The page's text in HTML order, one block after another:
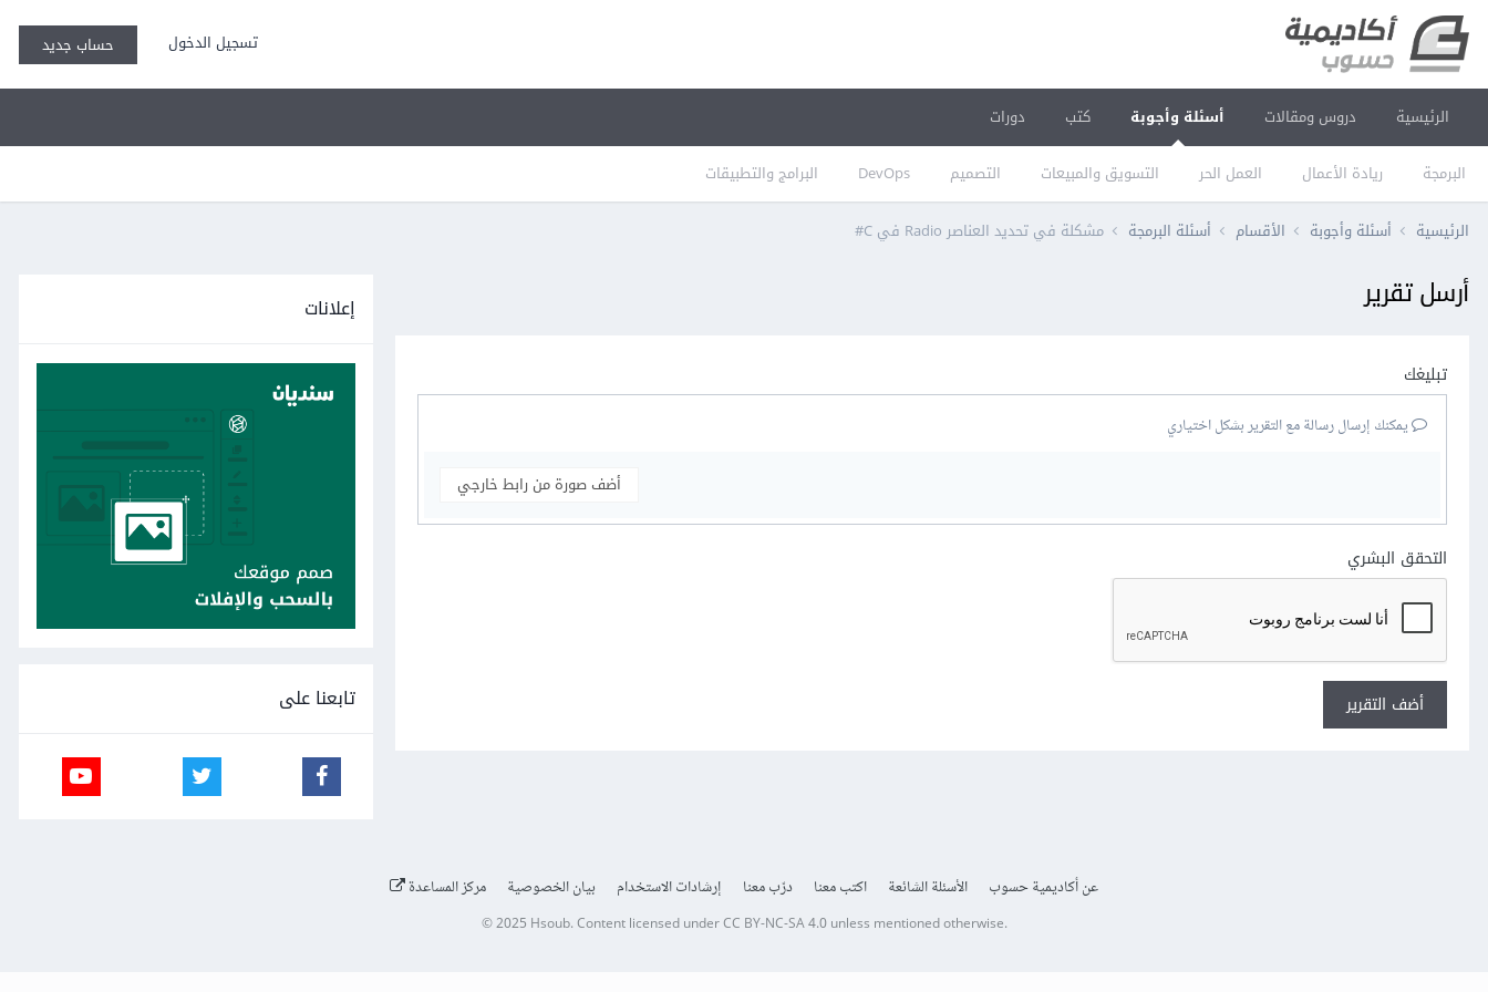
تسجيل الدخول حساب جديد
الرئيسية دروس ومقالات أسئلة وأجوبة
البرمجة ريادة الأعمال العمل الحر التسويق والمبيعات التصميم DevOps البرامج والتطبيقات
كتب دورات
الرئيسية أسئلة وأجوبة الأقسام أسئلة البرمجة مشكلة في تحديد العناصر Radio في C#
أرسل تقرير
تبليغك
يمكنك إرسال رسالة مع التقرير بشكل اختياري
أضف صورة من رابط خارجي
التحقق البشري
أضف التقرير
إعلانات
تابعنا على
عن أكاديمية حسوب الأسئلة الشائعة اكتب معنا درّب معنا إرشادات الاستخدام بيان الخصوصية مركز المساعدة
© 2025 Hsoub.Content licensed underCC BY-NC-SA 4.0unless mentioned otherwise.